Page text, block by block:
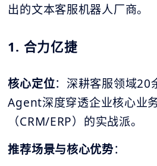
出的文本客服机器人厂商。
1. 合力亿捷
核心定位：深耕客服领域20
Agent深度穿透企业核心业
（CRM/ERP）的实战派。
推荐场景与核心优势：